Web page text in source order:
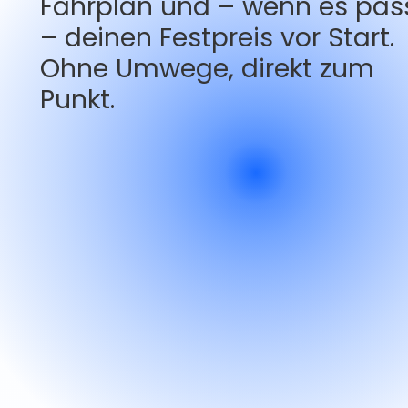
– deinen Festpreis vor Start.
Ohne Umwege, direkt zum
Punkt.